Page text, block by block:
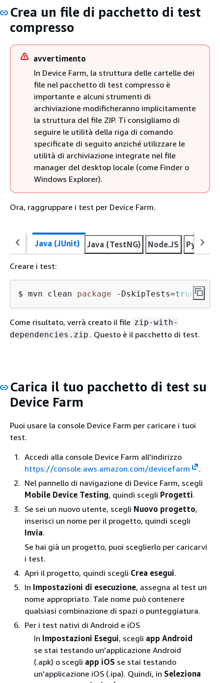
Crea un file di pacchetto di test
compresso
avvertimento
In Device Farm, la struttura delle cartelle dei
file nel pacchetto di test compresso è
importante e alcuni strumenti di
archiviazione modificheranno implicitamente
la struttura del file ZIP. Ti consigliamo di
seguire le utilità della riga di comando
specificate di seguito anziché utilizzare le
utilità di archiviazione integrate nel file
manager del desktop locale (come Finder o
Windows Explorer).
Ora, raggruppare i test per Device Farm.
Java (JUnit) Java (TestNG) Node.JS Python
Creare i test:
$ mvn clean package -DskipTests=true
Come risultato, verrà creato il file zip-with-
dependencies.zip . Questo è il pacchetto di test.
Carica il tuo pacchetto di test su
Device Farm
Puoi usare la console Device Farm per caricare i tuoi
test.
Accedi alla console Device Farm all'indirizzo
https://console.aws.amazon.com/devicefarm
.
Nel pannello di navigazione di Device Farm, scegli
Mobile Device Testing, quindi scegli Progetti.
Se sei un nuovo utente, scegli Nuovo progetto,
inserisci un nome per il progetto, quindi scegli
Invia.
Se hai già un progetto, puoi sceglierlo per caricarvi
i test.
Apri il progetto, quindi scegli Crea esegui.
In Impostazioni di esecuzione, assegna al test un
nome appropriato. Tale nome può contenere
qualsiasi combinazione di spazi o punteggiatura.
Per i test nativi di Android e iOS
In Impostazioni Esegui, scegli app Android
se stai testando un'applicazione Android
(.apk) o scegli app iOS se stai testando
un'applicazione iOS (.ipa). Quindi, in Seleziona